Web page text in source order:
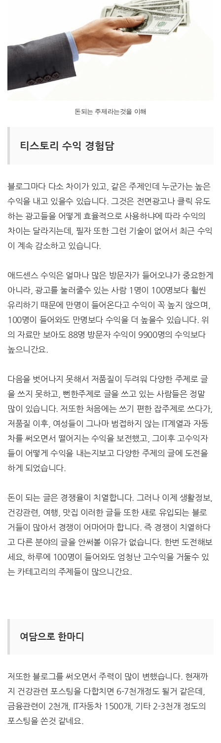
돈되는 주제라는것을 이해
티스토리 수익 경험담
블로그마다 다소 차이가 있고, 같은 주제인데 누군가는 높은
수익을 내고 있을수 있습니다. 그것은 전면광고나 클릭 유도
하는 광고들을 어떻게 효율적으로 사용하냐에 따라 수익의
차이는 달라지는데, 필자 또한 그런 기술이 없어서 최근 수익
이 계속 감소하고 있습니다.
애드센스 수익은 얼마나 많은 방문자가 들어오냐가 중요한게
아니라, 광고를 눌러줄수 있는 사람 1명이 100명보다 훨씬
유리하기 때문에 만명이 들어온다고 수익이 꼭 높지 않으며,
100명이 들어와도 만명보다 수익을 더 높을수 있습니다. 위
의 자료만 보아도 88명 방문자 수익이 9900명의 수익보다
높으니간요.
다음을 벗어나지 못해서 저품질이 두려워 다양한 주제로 글
을 쓰지 못하고, 뻔한주제로 글을 쓰고 있는 사람들은 정말
많이 있습니다. 저또한 처음에는 쓰기 편한 잡주제로 쓰다가,
저품질 이후, 여성들이 그나마 범접하지 않는 IT계열과 자동
차를 써오면서 떨어지는 수익을 보전했고, 그이후 고수익자
들이 어떻게 수익을 내는지보고 다양한 주제의 글에 도전을
하게 되었습니다.
돈이 되는 글은 경쟁율이 치열합니다. 그러나 이제 생활정보,
건강관련, 여행, 맛집 이러한 글들 또한 새로 유입되는 블로
거들이 많아서 경쟁이 어마어마 합니다. 즉 경쟁이 치열하다
고 다른 분야의 글을 안써볼 이유가 없습니다. 한번 도전해보
세요, 하루에 100명이 들어와도 엄청난 고수익을 거둘수 있
는 카테고리의 주제들이 많으니간요.
여담으로 한마디
저또한 블로그를 써오면서 주력이 많이 변했습니다. 현재까
지 건강관련 포스팅을 다합치면 6-7천개정도 될거 같은데,
금융관련이 2천개, IT자동차 1500개, 기타 2-3천개 정도의
포스팅을 쓴것 같네요.